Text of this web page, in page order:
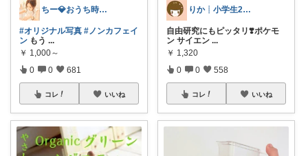
ちー💎おうち時間と整える暮らし🏠
#オリジナル写真 #ノンカフェイ
ン もう ...
￥ 1,000～
0 0 681
コレ いいね
りか┊小学生2人4人家族2LDK暮らし
自由研究にもピッタリ❣️ポケモ
ン サイエン ...
￥ 1,320
0 0 558
コレ いいね